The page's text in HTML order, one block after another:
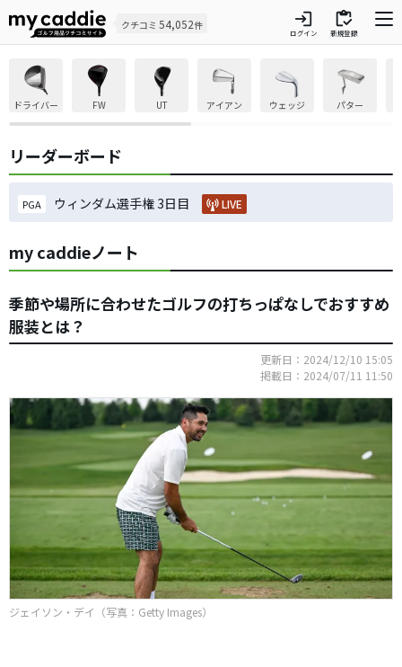
クチコミ 54,052件 login
ログイン
inventory
新規登録
ドライバー FW UT アイアン ウェッジ パター
リーダーボード
PGA ウィンダム選手権 3日目 LIVE
my caddieノート
季節や場所に合わせたゴルフの打ちっぱなしでおすすめ
服装とは？
更新日：2024/12/10 15:05
掲載日：2024/07/11 11:50
ジェイソン・デイ（写真：Getty Images）